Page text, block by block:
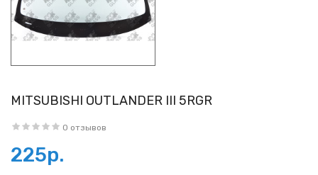
MITSUBISHI OUTLANDER III 5RGR
0 отзывов
225р.